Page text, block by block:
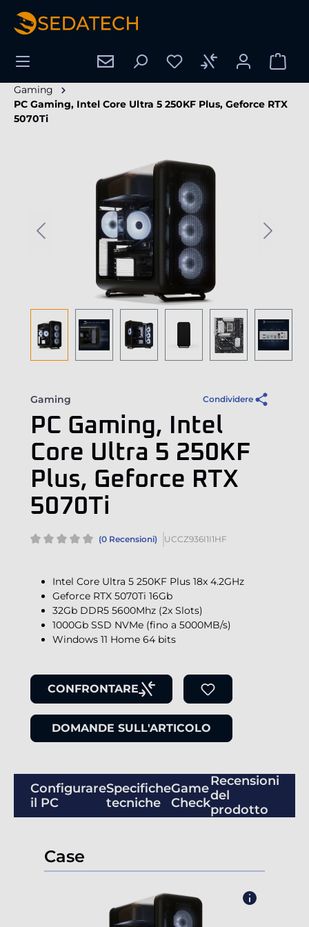
principale
Gaming
PC Gaming, Intel Core Ultra 5 250KF Plus, Geforce RTX
5070Ti
Salta la galleria di immagini
Gaming Condividere
PC Gaming, Intel
Core Ultra 5 250KF
Plus, Geforce RTX
5070Ti
(0 Recensioni) UCCZ936I1I1HF
Intel Core Ultra 5 250KF Plus 18x 4.2GHz
Geforce RTX 5070Ti 16Gb
32Gb DDR5 5600Mhz (2x Slots)
1000Gb SSD NVMe (fino a 5000MB/s)
Windows 11 Home 64 bits
CONFRONTARE
DOMANDE SULL'ARTICOLO
Configurare
il PC
Specifiche
tecniche
Game
Check
Recensioni
del
prodotto
Case